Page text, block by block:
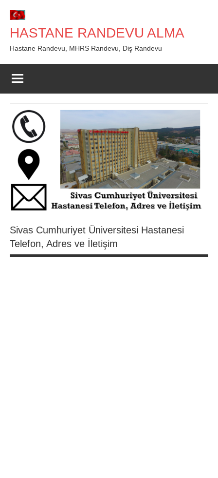
geç
HASTANE RANDEVU ALMA
Hastane Randevu, MHRS Randevu, Diş Randevu
Sivas Cumhuriyet Üniversitesi Hastanesi
Telefon, Adres ve İletişim